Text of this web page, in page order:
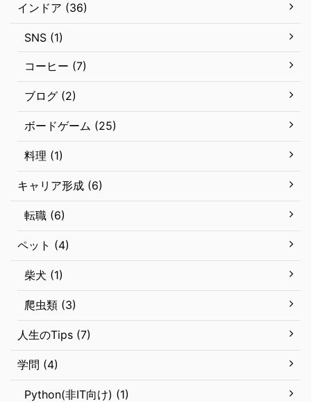
インドア (36)
SNS (1)
コーヒー (7)
ブログ (2)
ボードゲーム (25)
料理 (1)
キャリア形成 (6)
転職 (6)
ペット (4)
柴犬 (1)
爬虫類 (3)
人生のTips (7)
学問 (4)
Python(非IT向け) (1)